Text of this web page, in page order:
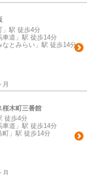
」駅 徒歩4分
道」駅 徒歩14分
なとみらい」駅 徒歩14分
桜木町三番館
徒歩4分
道」駅 徒歩14分
町」駅 徒歩14分